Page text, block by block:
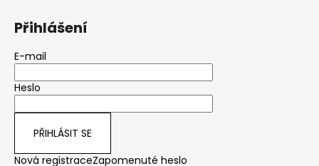
Přihlášení
E-mail
Heslo
PŘIHLÁSIT SE
Nová registraceZapomenuté heslo